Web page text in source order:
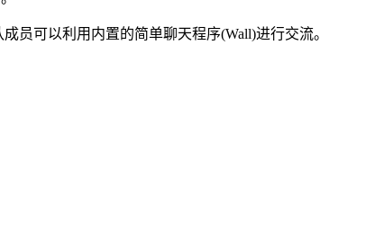
员可以利用内置的简单聊天程序(Wall)进行交流。